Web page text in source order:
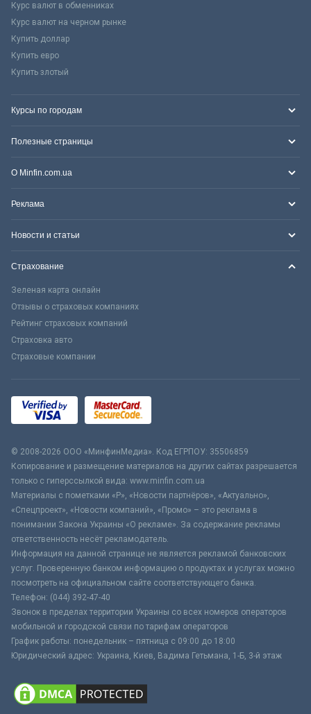
Курс валют в обменниках
Курс валют на черном рынке
Купить доллар
Купить евро
Купить злотый
Курсы по городам
Полезные страницы
О Minfin.com.ua
Реклама
Новости и статьи
Страхование
Зеленая карта онлайн
Отзывы о страховых компаниях
Рейтинг страховых компаний
Страховка авто
Страховые компании
© 2008-2026 ООО «МинфинМедиа». Код ЕГРПОУ: 35506859
Копирование и размещение материалов на других сайтах разрешается
только с гиперссылкой вида: www.minfin.com.ua
Материалы с пометками «Р», «Новости партнёров», «Актуально»,
«Спецпроект», «Новости компаний», «Промо» – это реклама в
понимании Закона Украины «О рекламе». За содержание рекламы
ответственность несёт рекламодатель.
Информация на данной странице не является рекламой банковских
услуг. Проверенную банком информацию о продуктах и услугах можно
посмотреть на официальном сайте соответствующего банка.
Телефон: (044) 392-47-40
Звонок в пределах территории Украины со всех номеров операторов
мобильной и городской связи по тарифам операторов
График работы: понедельник – пятница с 09:00 до 18:00
Юридический адрес: Украина, Киев, Вадима Гетьмана, 1-Б, 3-й этаж